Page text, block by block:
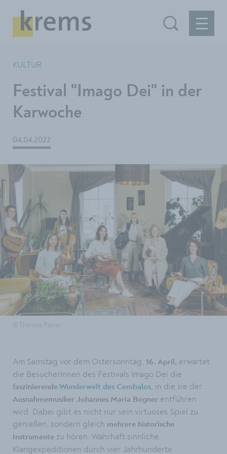
KULTUR
Festival "Imago Dei" in der
Karwoche
04.04.2022
Am Samstag vor dem Ostersonntag, 16. April, erwartet
die BesucherInnen des Festivals Imago Dei die
faszinierende Wunderwelt des Cembalos, in die sie der
Ausnahmemusiker Johannes Maria Bogner entführen
wird. Dabei gibt es nicht nur sein virtuoses Spiel zu
genießen, sondern gleich mehrere historische
Instrumente zu hören. Wahrhaft sinnliche
Klangexpeditionen durch vier Jahrhunderte